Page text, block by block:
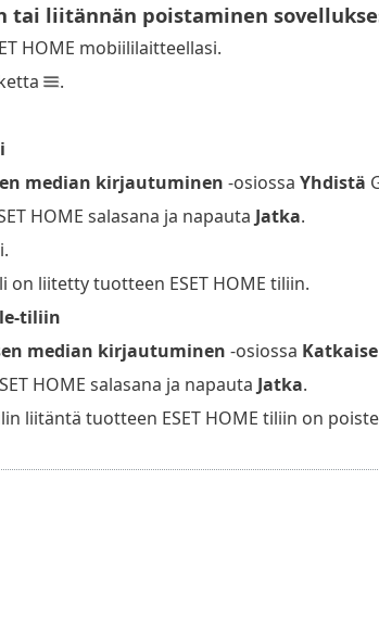
liitännän poistaminen
HOME mobiililaitteellasi.
.
median kirjautuminen -osiossa Yhdistä
HOME salasana ja napauta Jatka.
on liitetty tuotteen ESET HOME tiliin.
tiliin
median kirjautuminen -osiossa
HOME salasana ja napauta Jatka.
liitäntä tuotteen ESET HOME tiliin on